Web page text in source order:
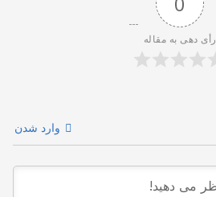
رأی دهی به مقاله
وارد شدن